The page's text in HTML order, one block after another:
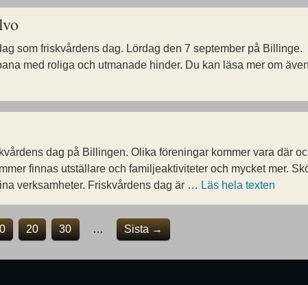
som friskvårdens dag. Lördag den 7 september på
med roliga och utmanade hinder. Du kan läsa mer om
dag på Billingen. Olika föreningar kommer vara där
finnas utställare och familjeaktiviteter och mycket mer.
verksamheter. Friskvårdens dag är … Läs hela texten
20 30 … Sista →